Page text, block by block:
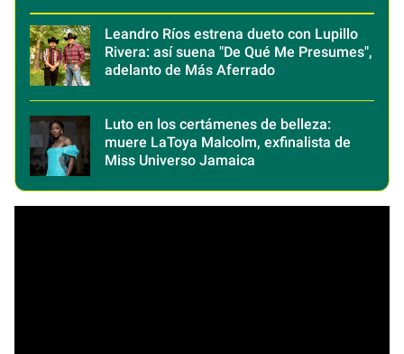
Leandro Ríos estrena dueto con Lupillo
Rivera: así suena "De Qué Me Presumes",
adelanto de Más Aferrado
Luto en los certámenes de belleza:
muere LaToya Malcolm, exfinalista de
Miss Universo Jamaica